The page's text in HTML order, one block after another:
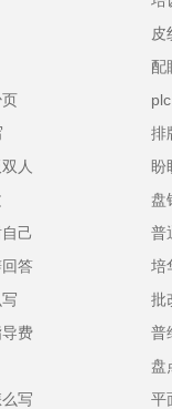
皮
配
排
人
盼
盘
己
普
答
培
批
费
普
盘
写
平